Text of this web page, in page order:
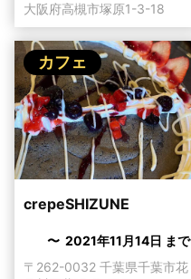
大阪府高槻市塚原1-3-18
カフェ
crepeSHIZUNE
〜 2021年11月14日 まで
〒262-0032 千葉県千葉市花